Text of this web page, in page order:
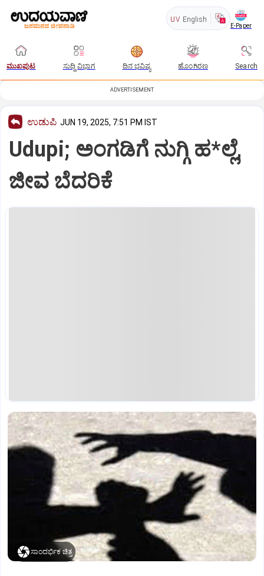
UV English
E-Paper
ಮುಖಪುಟ ಸುದ್ದಿ ವಿಭಾಗ ದಿನ ಭವಿಷ್ಯ ಹೊಂಗಿರಣ Search
ADVERTISEMENT
ಉಡುಪಿ JUN 19, 2025, 7:51 PM IST
Udupi; ಅಂಗಡಿಗೆ ನುಗ್ಗಿ ಹ*ಲ್ಲೆ,
ಜೀವ ಬೆದರಿಕೆ
ಸಾಂದರ್ಭಿಕ ಚಿತ್ರ